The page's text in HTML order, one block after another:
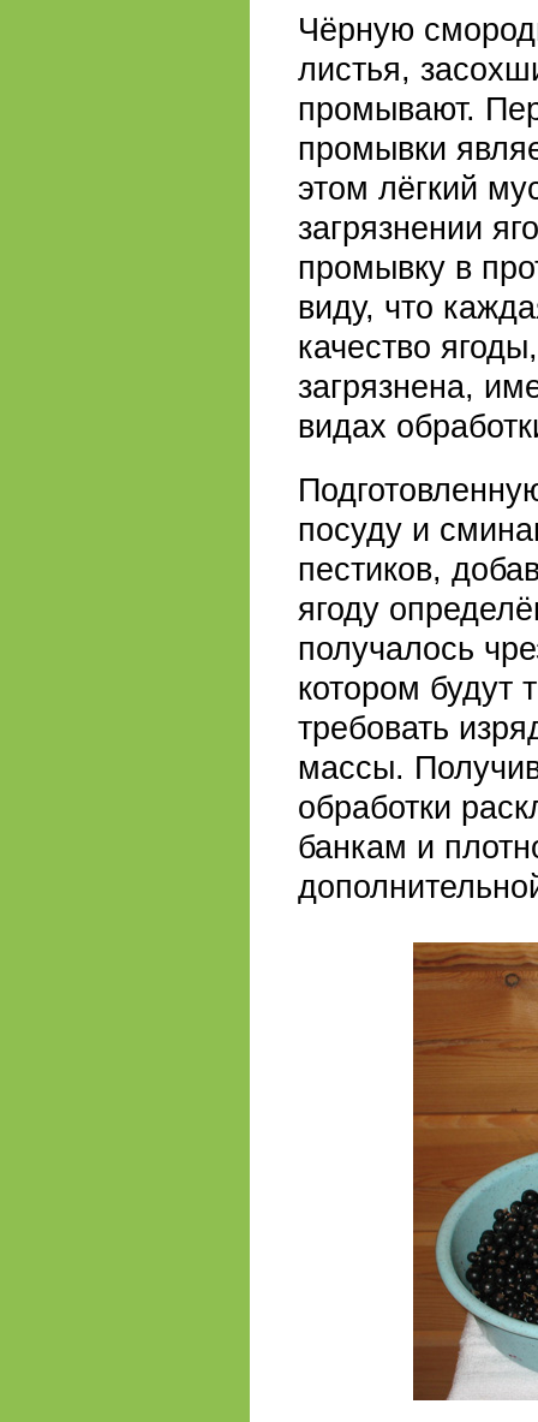
Чёрную
листья,
промывают.
промывки
этом лёгкий
загрязнении
промывку в
виду, что
качество
загрязнена,
видах
посуду и
пестиков,
ягоду
получалось
котором будут
требовать
массы.
обработки
банкам и